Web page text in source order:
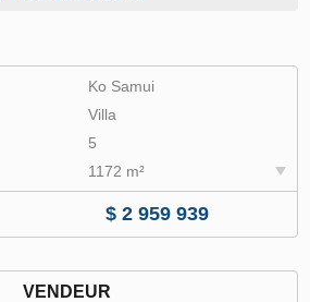
Ko Samui
Villa
5
1172 m²
$ 2 959 939
VENDEUR